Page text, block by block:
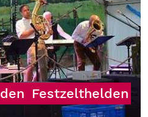
den Festzelthelden